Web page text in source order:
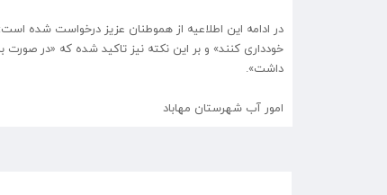
در ادامه این اطلاعیه از هموطنان عزیز درخواست شده
خودداری کنند» و بر این نکته نیز تاکید شده که «در
داشت».
امور آب شهرستان مهاباد